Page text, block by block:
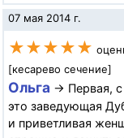
07 мая 2014 г.
★★★★★
[кесарево сечение]
Ольга → Первая,
это заведующая
и приветливая